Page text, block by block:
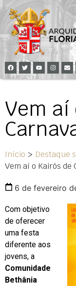
Vem aí
Início > Destaque
Vem aí o Kairós de
6 de fevereiro
Com objetivo
de oferecer
uma festa
diferente aos
jovens, a
Comunidade
Bethânia